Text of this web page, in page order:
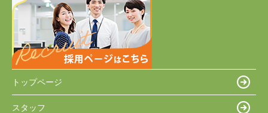
トップページ
スタッフ